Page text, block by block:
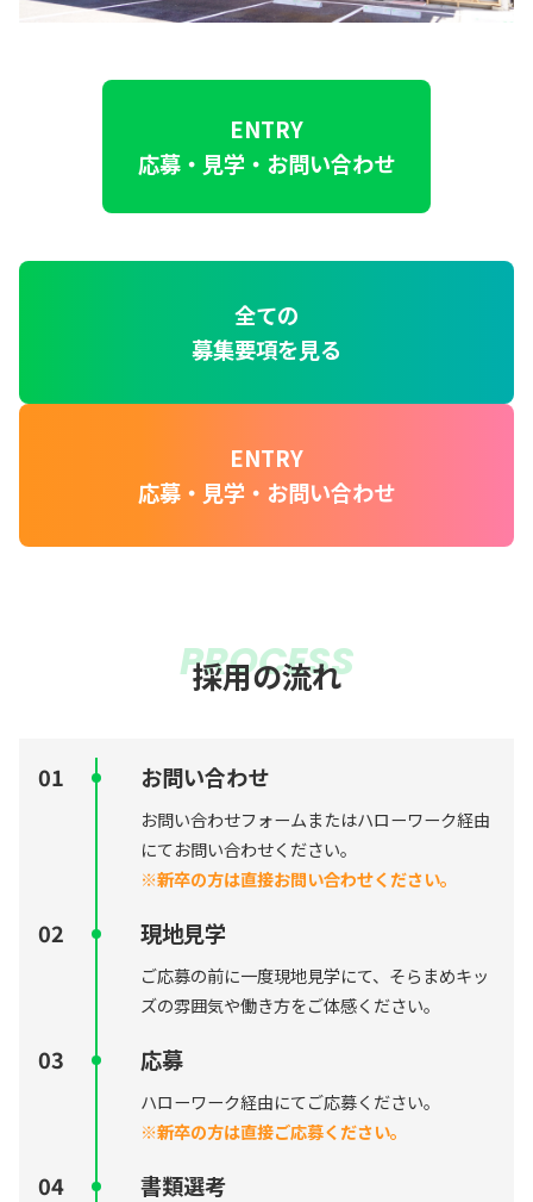
ENTRY
応募・見学・お問い合わせ
全ての
募集要項を見る
ENTRY
応募・見学・お問い合わせ
採用の流れ
PROCESS
お問い合わせ
お問い合わせフォームまたはハローワーク経由
にてお問い合わせください。
※新卒の方は直接お問い合わせください。
現地見学
ご応募の前に一度現地見学にて、そらまめキッ
ズの雰囲気や働き方をご体感ください。
応募
ハローワーク経由にてご応募ください。
※新卒の方は直接ご応募ください。
書類選考